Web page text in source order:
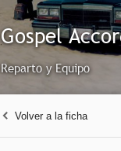
Reparto y Equipo
Volver a la ficha